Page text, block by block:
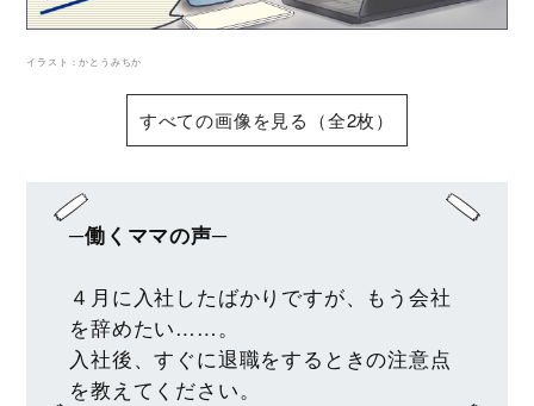
イラスト：かとうみちか
すべての画像を見る（全2枚）
─働くママの声─
４月に入社したばかりですが、もう会社
を辞めたい……。
入社後、すぐに退職をするときの注意点
を教えてください。